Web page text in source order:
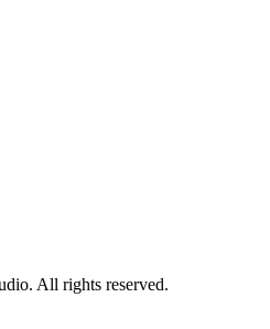
All rights reserved.